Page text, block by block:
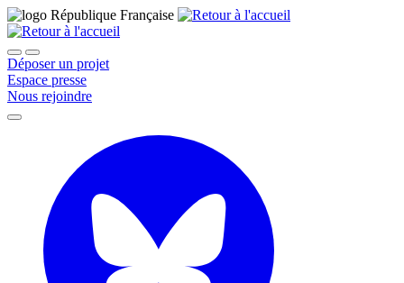
Déposer un projet
Espace presse
Nous rejoindre